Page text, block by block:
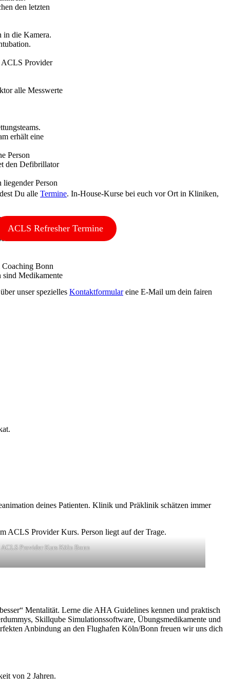
Du alle Termine. In-House-Kurse bei euch vor Ort in Kliniken,
ACLS Refresher Termine
unser spezielles Kontaktformulareine E-Mail um dein fairen
deines Patienten. Klinik und Präklinik schätzen immer
ACLS Provider Kurs Köln Bonn
Mentalität. Lerne die AHA Guidelines kennen und praktisch
Skillqube Simulationssoftware, Übungsmedikamente und
Anbindung an den Flughafen Köln/Bonn freuen wir uns dich
von 2 Jahren.